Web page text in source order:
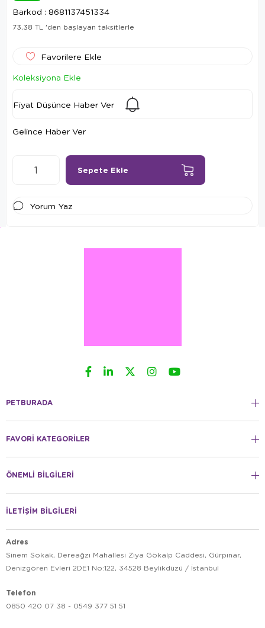
Barkod : 8681137451334
73,38 TL 'den başlayan taksitlerle
Favorilere Ekle
Koleksiyona Ekle
Fiyat Düşünce Haber Ver
Gelince Haber Ver
Yorum Yaz
PETBURADA
FAVORİ KATEGORİLER
ÖNEMLİ BİLGİLERİ
İLETİŞİM BİLGİLERİ
Adres
Sinem Sokak, Dereağzı Mahallesi Ziya Gökalp Caddesi, Gürpınar,
Denizgören Evleri 2DE1 No:122, 34528 Beylikdüzü / İstanbul
Telefon
0850 420 07 38 - 0549 377 51 51